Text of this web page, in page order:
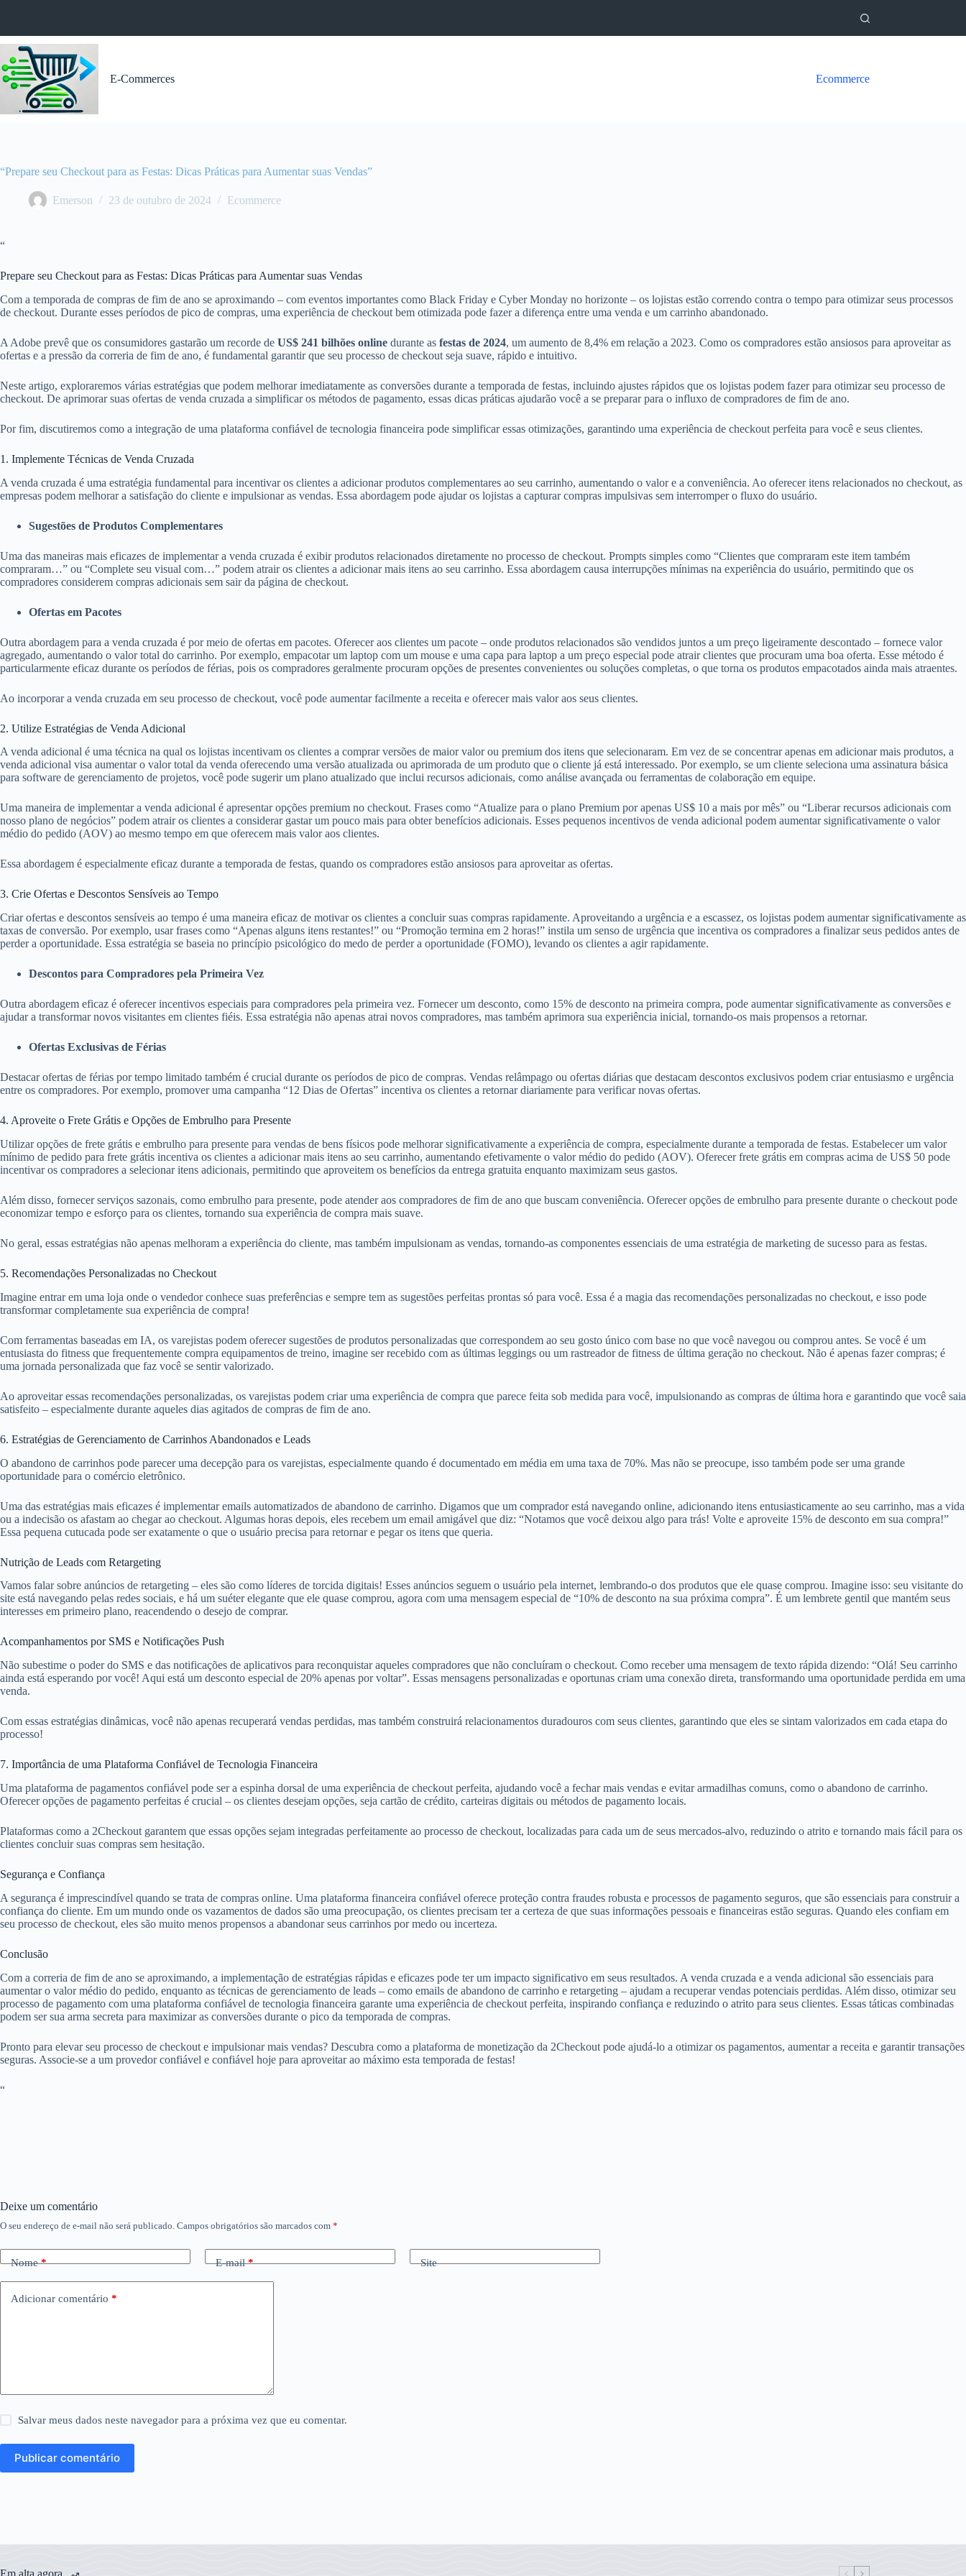
conteúdo
E-Commerces Ecommerce
“Prepare seu Checkout para as Festas: Dicas Práticas para Aumentar suas Vendas”
Emerson 23 de outubro de 2024 Ecommerce
“
Prepare seu Checkout para as Festas: Dicas Práticas para Aumentar suas Vendas
Com a temporada de compras de fim de ano se aproximando – com eventos importantes como Black Friday e Cyber Monday no horizonte – os lojistas estão correndo contra o tempo para otimizar seus processos
de checkout. Durante esses períodos de pico de compras, uma experiência de checkout bem otimizada pode fazer a diferença entre uma venda e um carrinho abandonado.
A Adobe prevê que os consumidores gastarão um recorde de US$ 241 bilhões online durante as festas de 2024, um aumento de 8,4% em relação a 2023. Como os compradores estão ansiosos para aproveitar as
ofertas e a pressão da correria de fim de ano, é fundamental garantir que seu processo de checkout seja suave, rápido e intuitivo.
Neste artigo, exploraremos várias estratégias que podem melhorar imediatamente as conversões durante a temporada de festas, incluindo ajustes rápidos que os lojistas podem fazer para otimizar seu processo de
checkout. De aprimorar suas ofertas de venda cruzada a simplificar os métodos de pagamento, essas dicas práticas ajudarão você a se preparar para o influxo de compradores de fim de ano.
Por fim, discutiremos como a integração de uma plataforma confiável de tecnologia financeira pode simplificar essas otimizações, garantindo uma experiência de checkout perfeita para você e seus clientes.
1. Implemente Técnicas de Venda Cruzada
A venda cruzada é uma estratégia fundamental para incentivar os clientes a adicionar produtos complementares ao seu carrinho, aumentando o valor e a conveniência. Ao oferecer itens relacionados no checkout, as
empresas podem melhorar a satisfação do cliente e impulsionar as vendas. Essa abordagem pode ajudar os lojistas a capturar compras impulsivas sem interromper o fluxo do usuário.
Sugestões de Produtos Complementares
Uma das maneiras mais eficazes de implementar a venda cruzada é exibir produtos relacionados diretamente no processo de checkout. Prompts simples como “Clientes que compraram este item também
compraram…” ou “Complete seu visual com…” podem atrair os clientes a adicionar mais itens ao seu carrinho. Essa abordagem causa interrupções mínimas na experiência do usuário, permitindo que os
compradores considerem compras adicionais sem sair da página de checkout.
Ofertas em Pacotes
Outra abordagem para a venda cruzada é por meio de ofertas em pacotes. Oferecer aos clientes um pacote – onde produtos relacionados são vendidos juntos a um preço ligeiramente descontado – fornece valor
agregado, aumentando o valor total do carrinho. Por exemplo, empacotar um laptop com um mouse e uma capa para laptop a um preço especial pode atrair clientes que procuram uma boa oferta. Esse método é
particularmente eficaz durante os períodos de férias, pois os compradores geralmente procuram opções de presentes convenientes ou soluções completas, o que torna os produtos empacotados ainda mais atraentes.
Ao incorporar a venda cruzada em seu processo de checkout, você pode aumentar facilmente a receita e oferecer mais valor aos seus clientes.
2. Utilize Estratégias de Venda Adicional
A venda adicional é uma técnica na qual os lojistas incentivam os clientes a comprar versões de maior valor ou premium dos itens que selecionaram. Em vez de se concentrar apenas em adicionar mais produtos, a
venda adicional visa aumentar o valor total da venda oferecendo uma versão atualizada ou aprimorada de um produto que o cliente já está interessado. Por exemplo, se um cliente seleciona uma assinatura básica
para software de gerenciamento de projetos, você pode sugerir um plano atualizado que inclui recursos adicionais, como análise avançada ou ferramentas de colaboração em equipe.
Uma maneira de implementar a venda adicional é apresentar opções premium no checkout. Frases como “Atualize para o plano Premium por apenas US$ 10 a mais por mês” ou “Liberar recursos adicionais com
nosso plano de negócios” podem atrair os clientes a considerar gastar um pouco mais para obter benefícios adicionais. Esses pequenos incentivos de venda adicional podem aumentar significativamente o valor
médio do pedido (AOV) ao mesmo tempo em que oferecem mais valor aos clientes.
Essa abordagem é especialmente eficaz durante a temporada de festas, quando os compradores estão ansiosos para aproveitar as ofertas.
3. Crie Ofertas e Descontos Sensíveis ao Tempo
Criar ofertas e descontos sensíveis ao tempo é uma maneira eficaz de motivar os clientes a concluir suas compras rapidamente. Aproveitando a urgência e a escassez, os lojistas podem aumentar significativamente as
taxas de conversão. Por exemplo, usar frases como “Apenas alguns itens restantes!” ou “Promoção termina em 2 horas!” instila um senso de urgência que incentiva os compradores a finalizar seus pedidos antes de
perder a oportunidade. Essa estratégia se baseia no princípio psicológico do medo de perder a oportunidade (FOMO), levando os clientes a agir rapidamente.
Descontos para Compradores pela Primeira Vez
Outra abordagem eficaz é oferecer incentivos especiais para compradores pela primeira vez. Fornecer um desconto, como 15% de desconto na primeira compra, pode aumentar significativamente as conversões e
ajudar a transformar novos visitantes em clientes fiéis. Essa estratégia não apenas atrai novos compradores, mas também aprimora sua experiência inicial, tornando-os mais propensos a retornar.
Ofertas Exclusivas de Férias
Destacar ofertas de férias por tempo limitado também é crucial durante os períodos de pico de compras. Vendas relâmpago ou ofertas diárias que destacam descontos exclusivos podem criar entusiasmo e urgência
entre os compradores. Por exemplo, promover uma campanha “12 Dias de Ofertas” incentiva os clientes a retornar diariamente para verificar novas ofertas.
4. Aproveite o Frete Grátis e Opções de Embrulho para Presente
Utilizar opções de frete grátis e embrulho para presente para vendas de bens físicos pode melhorar significativamente a experiência de compra, especialmente durante a temporada de festas. Estabelecer um valor
mínimo de pedido para frete grátis incentiva os clientes a adicionar mais itens ao seu carrinho, aumentando efetivamente o valor médio do pedido (AOV). Oferecer frete grátis em compras acima de US$ 50 pode
incentivar os compradores a selecionar itens adicionais, permitindo que aproveitem os benefícios da entrega gratuita enquanto maximizam seus gastos.
Além disso, fornecer serviços sazonais, como embrulho para presente, pode atender aos compradores de fim de ano que buscam conveniência. Oferecer opções de embrulho para presente durante o checkout pode
economizar tempo e esforço para os clientes, tornando sua experiência de compra mais suave.
No geral, essas estratégias não apenas melhoram a experiência do cliente, mas também impulsionam as vendas, tornando-as componentes essenciais de uma estratégia de marketing de sucesso para as festas.
5. Recomendações Personalizadas no Checkout
Imagine entrar em uma loja onde o vendedor conhece suas preferências e sempre tem as sugestões perfeitas prontas só para você. Essa é a magia das recomendações personalizadas no checkout, e isso pode
transformar completamente sua experiência de compra!
Com ferramentas baseadas em IA, os varejistas podem oferecer sugestões de produtos personalizadas que correspondem ao seu gosto único com base no que você navegou ou comprou antes. Se você é um
entusiasta do fitness que frequentemente compra equipamentos de treino, imagine ser recebido com as últimas leggings ou um rastreador de fitness de última geração no checkout. Não é apenas fazer compras; é
uma jornada personalizada que faz você se sentir valorizado.
Ao aproveitar essas recomendações personalizadas, os varejistas podem criar uma experiência de compra que parece feita sob medida para você, impulsionando as compras de última hora e garantindo que você saia
satisfeito – especialmente durante aqueles dias agitados de compras de fim de ano.
6. Estratégias de Gerenciamento de Carrinhos Abandonados e Leads
O abandono de carrinhos pode parecer uma decepção para os varejistas, especialmente quando é documentado em média em uma taxa de 70%. Mas não se preocupe, isso também pode ser uma grande
oportunidade para o comércio eletrônico.
Uma das estratégias mais eficazes é implementar emails automatizados de abandono de carrinho. Digamos que um comprador está navegando online, adicionando itens entusiasticamente ao seu carrinho, mas a vida
ou a indecisão os afastam ao chegar ao checkout. Algumas horas depois, eles recebem um email amigável que diz: “Notamos que você deixou algo para trás! Volte e aproveite 15% de desconto em sua compra!”
Essa pequena cutucada pode ser exatamente o que o usuário precisa para retornar e pegar os itens que queria.
Nutrição de Leads com Retargeting
Vamos falar sobre anúncios de retargeting – eles são como líderes de torcida digitais! Esses anúncios seguem o usuário pela internet, lembrando-o dos produtos que ele quase comprou. Imagine isso: seu visitante do
site está navegando pelas redes sociais, e há um suéter elegante que ele quase comprou, agora com uma mensagem especial de “10% de desconto na sua próxima compra”. É um lembrete gentil que mantém seus
interesses em primeiro plano, reacendendo o desejo de comprar.
Acompanhamentos por SMS e Notificações Push
Não subestime o poder do SMS e das notificações de aplicativos para reconquistar aqueles compradores que não concluíram o checkout. Como receber uma mensagem de texto rápida dizendo: “Olá! Seu carrinho
ainda está esperando por você! Aqui está um desconto especial de 20% apenas por voltar”. Essas mensagens personalizadas e oportunas criam uma conexão direta, transformando uma oportunidade perdida em uma
venda.
Com essas estratégias dinâmicas, você não apenas recuperará vendas perdidas, mas também construirá relacionamentos duradouros com seus clientes, garantindo que eles se sintam valorizados em cada etapa do
processo!
7. Importância de uma Plataforma Confiável de Tecnologia Financeira
Uma plataforma de pagamentos confiável pode ser a espinha dorsal de uma experiência de checkout perfeita, ajudando você a fechar mais vendas e evitar armadilhas comuns, como o abandono de carrinho.
Oferecer opções de pagamento perfeitas é crucial – os clientes desejam opções, seja cartão de crédito, carteiras digitais ou métodos de pagamento locais.
Plataformas como a 2Checkout garantem que essas opções sejam integradas perfeitamente ao processo de checkout, localizadas para cada um de seus mercados-alvo, reduzindo o atrito e tornando mais fácil para os
clientes concluir suas compras sem hesitação.
Segurança e Confiança
A segurança é imprescindível quando se trata de compras online. Uma plataforma financeira confiável oferece proteção contra fraudes robusta e processos de pagamento seguros, que são essenciais para construir a
confiança do cliente. Em um mundo onde os vazamentos de dados são uma preocupação, os clientes precisam ter a certeza de que suas informações pessoais e financeiras estão seguras. Quando eles confiam em
seu processo de checkout, eles são muito menos propensos a abandonar seus carrinhos por medo ou incerteza.
Conclusão
Com a correria de fim de ano se aproximando, a implementação de estratégias rápidas e eficazes pode ter um impacto significativo em seus resultados. A venda cruzada e a venda adicional são essenciais para
aumentar o valor médio do pedido, enquanto as técnicas de gerenciamento de leads – como emails de abandono de carrinho e retargeting – ajudam a recuperar vendas potenciais perdidas. Além disso, otimizar seu
processo de pagamento com uma plataforma confiável de tecnologia financeira garante uma experiência de checkout perfeita, inspirando confiança e reduzindo o atrito para seus clientes. Essas táticas combinadas
podem ser sua arma secreta para maximizar as conversões durante o pico da temporada de compras.
Pronto para elevar seu processo de checkout e impulsionar mais vendas? Descubra como a plataforma de monetização da 2Checkout pode ajudá-lo a otimizar os pagamentos, aumentar a receita e garantir transações
seguras. Associe-se a um provedor confiável e confiável hoje para aproveitar ao máximo esta temporada de festas!
“
Deixe um comentário
O seu endereço de e-mail não será publicado. Campos obrigatórios são marcados com *
Nome* E-mail* Site
Adicionar comentário *
Salvar meus dados neste navegador para a próxima vez que eu comentar.
Publicar comentário
Em alta agora